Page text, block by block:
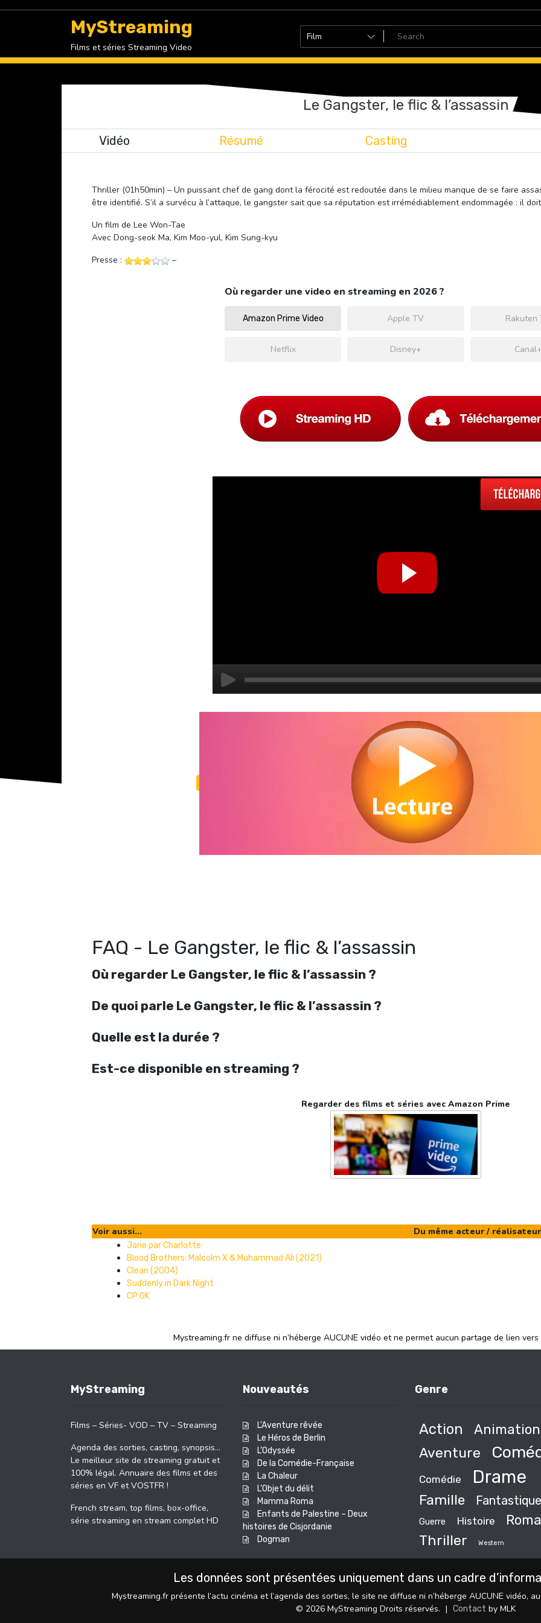
MyStreaming
Films et séries Streaming Video
Le Gangster, le flic & l’assassin
Vidéo Résumé Casting
Thriller (01h50min) – Un puissant chef de gang dont la férocité est redoutée dans le milieu manque de se faire
être identifié. S’il a survécu à l’attaque, le gangster sait que sa réputation est irrémédiablement endommagée : il
Un film de Lee Won-Tae
Avec Dong-seok Ma, Kim Moo-yul, Kim Sung-kyu
Presse :
–
Où regarder une video en streaming en 2026 ?
Amazon Prime Video Apple TV Rakuten
Netflix Disney+
FAQ - Le Gangster, le flic & l’assassin
Où regarder Le Gangster, le flic & l’assassin ?
De quoi parle Le Gangster, le flic & l’assassin ?
Quelle est la durée ?
Est-ce disponible en streaming ?
Regarder des films et séries avec Amazon Prime
Voir aussi... Du même acteur / réalisateur
Jane par Charlotte
Blood Brothers: Malcolm X & Muhammad Ali (2021)
Clean (2004)
Suddenly in Dark Night
CP:OK
Mystreaming.fr ne diffuse ni n’héberge AUCUNE vidéo et ne permet aucun partage de lien
MyStreaming
Films – Séries- VOD – TV – Streaming
Agenda des sorties, casting, synopsis…
Le meilleur site de streaming gratuit et
100% légal. Annuaire des films et des
séries en VF et VOSTFR !
French stream, top films, box-office,
série streaming en stream complet HD
Nouveautés
L’Aventure rêvée
Le Héros de Berlin
L’Odyssée
De la Comédie-Française
La Chaleur
L’Objet du délit
Mamma Roma
Enfants de Palestine – Deux
histoires de Cisjordanie
Dogman
Genre
Action
Animation
Aventure
Comédie Drame
Famille Fantastique
Guerre Histoire
Thriller Western
Les données sont présentées uniquement dans un cadre
Mystreaming.fr présente l’actu cinéma et l’agenda des sorties, le site ne diffuse ni n’héberge AUCUNE vidéo,
© 2026 MyStreaming Droits réservés. | Contact by MLK